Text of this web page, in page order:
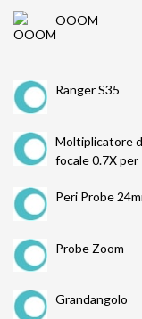
OOOM
Ranger S35
Moltiplicatore
focale 0.7X per
Peri Probe
Probe Zoom
Grandangolo